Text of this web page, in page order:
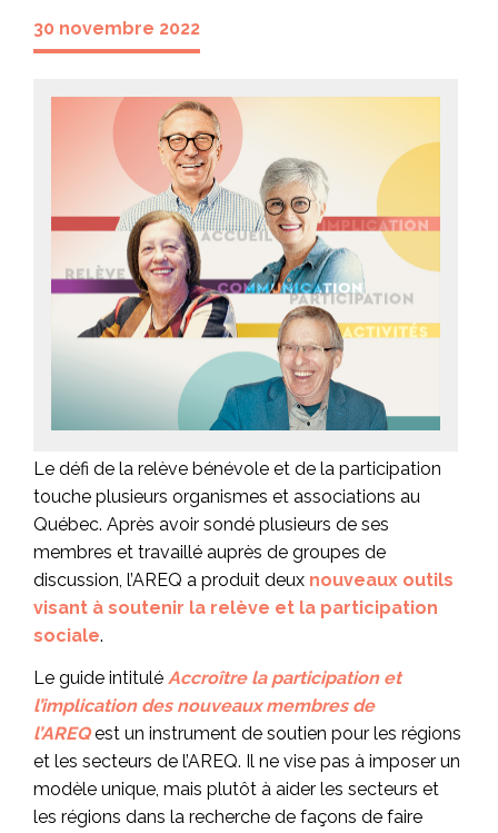
30 novembre 2022
Le défi de la relève bénévole et de la participation
touche plusieurs organismes et associations au
Québec. Après avoir sondé plusieurs de ses
membres et travaillé auprès de groupes de
discussion, l’AREQ a produit deux nouveaux outils
visant à soutenir la relève et la participation
sociale.
Le guide intitulé Accroître la participation et
l’implication des nouveaux membres de
l’AREQest un instrument de soutien pour les régions
et les secteurs de l’AREQ. Il ne vise pas à imposer un
modèle unique, mais plutôt à aider les secteurs et
les régions dans la recherche de façons de faire